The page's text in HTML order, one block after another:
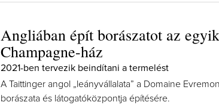
Angliában épít borászatot az
Champagne-ház
2021-ben tervezik beindítani a termelést
A Taittinger angol „leányvállalata” a Domaine
borászata és látogatóközpontja építésére.